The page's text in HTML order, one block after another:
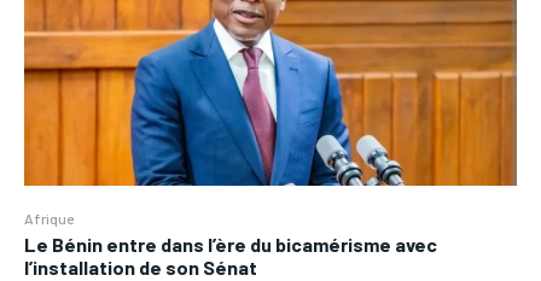
Afrique
Le Bénin entre dans l’ère du bicamérisme avec
l’installation de son Sénat